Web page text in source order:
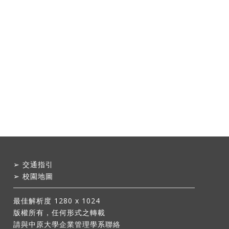
➢交通指引
➢校園地圖
最佳解析度 1280 x 1024
版權所有，任何形式之轉載
請與中原大學企業管理學系聯絡